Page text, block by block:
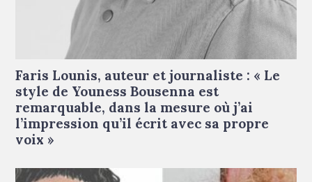
Faris Lounis © Droits réservés
Faris Lounis, auteur et journaliste : « Le
style de Youness Bousenna est
remarquable, dans la mesure où j’ai
l’impression qu’il écrit avec sa propre
voix »